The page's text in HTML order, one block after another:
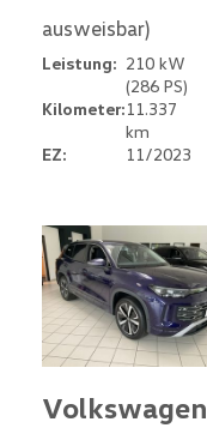
ausweisbar)
Leistung: 210 kW
(286 PS)
Kilometer:11.337
km
EZ:
11/2023
Volkswagen